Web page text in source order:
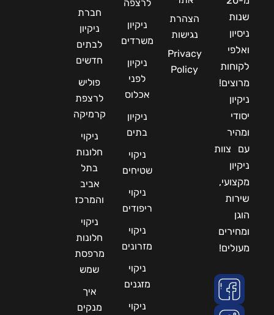
שנות
ניסיון
ואלפי
לקוחות
מרוצים!
ניקיון
יסודי
ומהיר
עם צוות
ניקיון
מקצועי,
שירות
הוגן
ומחירים
מעולים!
הצהרת
נגישות
Privacy
Policy
לרצפה
ניקיון
משרדים
ניקיון
לפני
אכלוס
ניקיון
בתים
ניקוי
שטיחים
ניקוי
ריפודים
ניקוי
מזרונים
ניקוי
מזגנים
ניקוי
חברת
ניקיון
לבתים
חדשים
פוליש
לרצפת
קרמיקה
ניקוי
חלונות
בתל
אביב
והמרכז
ניקוי
חלונות
מרפסת
שמש
איך
מנקים